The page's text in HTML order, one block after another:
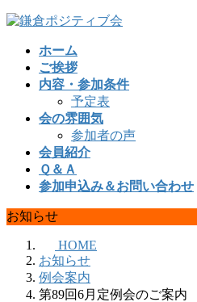
コ
ナ
ホーム
ご挨拶
内容・参加条件
予定表
会の雰囲気
参加者の声
会員紹介
Ｑ＆Ａ
参加申込み＆お問い合わせ
お知らせ
HOME
お知らせ
例会案内
第89回6月定例会のご案内